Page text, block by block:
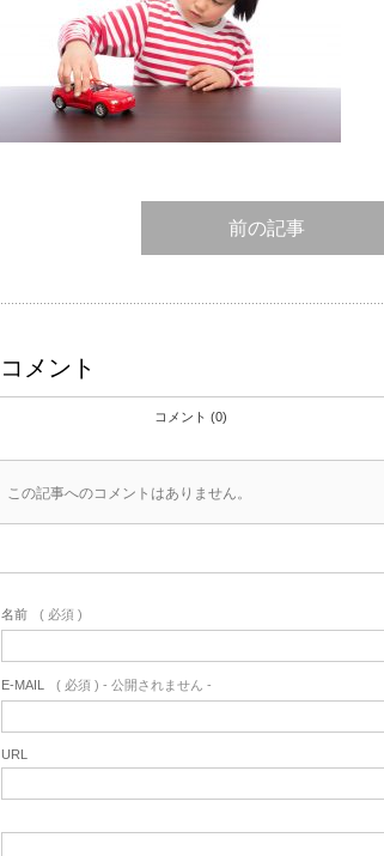
前の記事
コメント
コメント (0)
この記事へのコメントはありません。
名前 ( 必須 )
E-MAIL ( 必須 ) - 公開されません -
URL